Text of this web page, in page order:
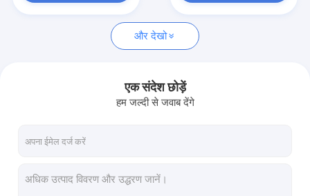
माइक्रोवेव मोशन सेंसर
और देखो
एक संदेश छोड़ें
हम जल्दी से जवाब देंगे